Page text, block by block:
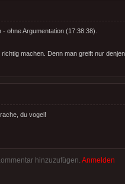
ohne Argumentation (17:38:38).
machen. Denn man greift nur
du vogel!
hinzuzufügen. Anmelden